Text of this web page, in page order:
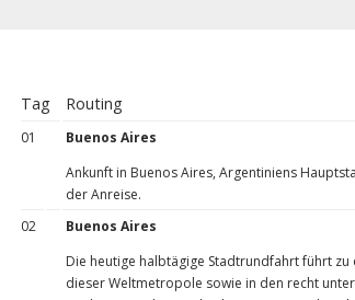
Tag Routing
01
Buenos Aires
Ankunft in Buenos Aires, Argentiniens
der Anreise.
02
Buenos Aires
Die heutige halbtägige Stadtrundfahrt führt
dieser Weltmetropole sowie in den recht